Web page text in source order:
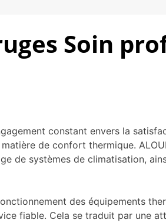
Soin
constant envers la
de confort thermique.
de systèmes de climatisation,
des équipements
fiable. Cela se traduit par une